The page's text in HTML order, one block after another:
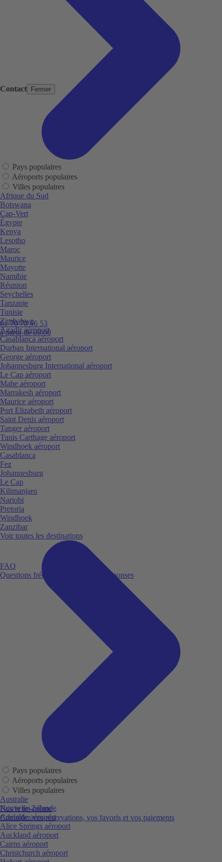
Contact Fermer
01 70 70 96 53
à partir de 09:00
FAQ
Questions fréquemment posées et réponses
Fais le toi-même
Contrôlez vos réservations, vos favoris et vos paiements
Pays populaires
Aéroports populaires
Villes populaires
Afrique du Sud
Botswana
Cap-Vert
Égypte
Kenya
Lesotho
Maroc
Maurice
Mayotte
Namibie
Réunion
Seychelles
Tanzanie
Tunisie
Zimbabwe
Agadir aéroport
Casablanca aéroport
Durban International aéroport
George aéroport
Johannesburg International aéroport
Le Cap aéroport
Mahe aéroport
Marrakesh aéroport
Maurice aéroport
Port Elizabeth aéroport
Saint Denis aéroport
Tanger aéroport
Tunis Carthage aéroport
Windhoek aéroport
Casablanca
Fez
Johannesburg
Le Cap
Kilimanjaro
Nariobi
Pretoria
Windhoek
Zanzibar
Voir toutes les destinations
Pays populaires
Aéroports populaires
Villes populaires
Australie
Nouvelle-Zélande
Adelaide aéroport
Alice Springs aéroport
Auckland aéroport
Cairns aéroport
Christchurch aéroport